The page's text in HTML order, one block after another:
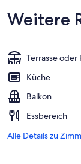
Weitere
Terrasse oder
Küche
Balkon
Essbereich
Alle Details zu